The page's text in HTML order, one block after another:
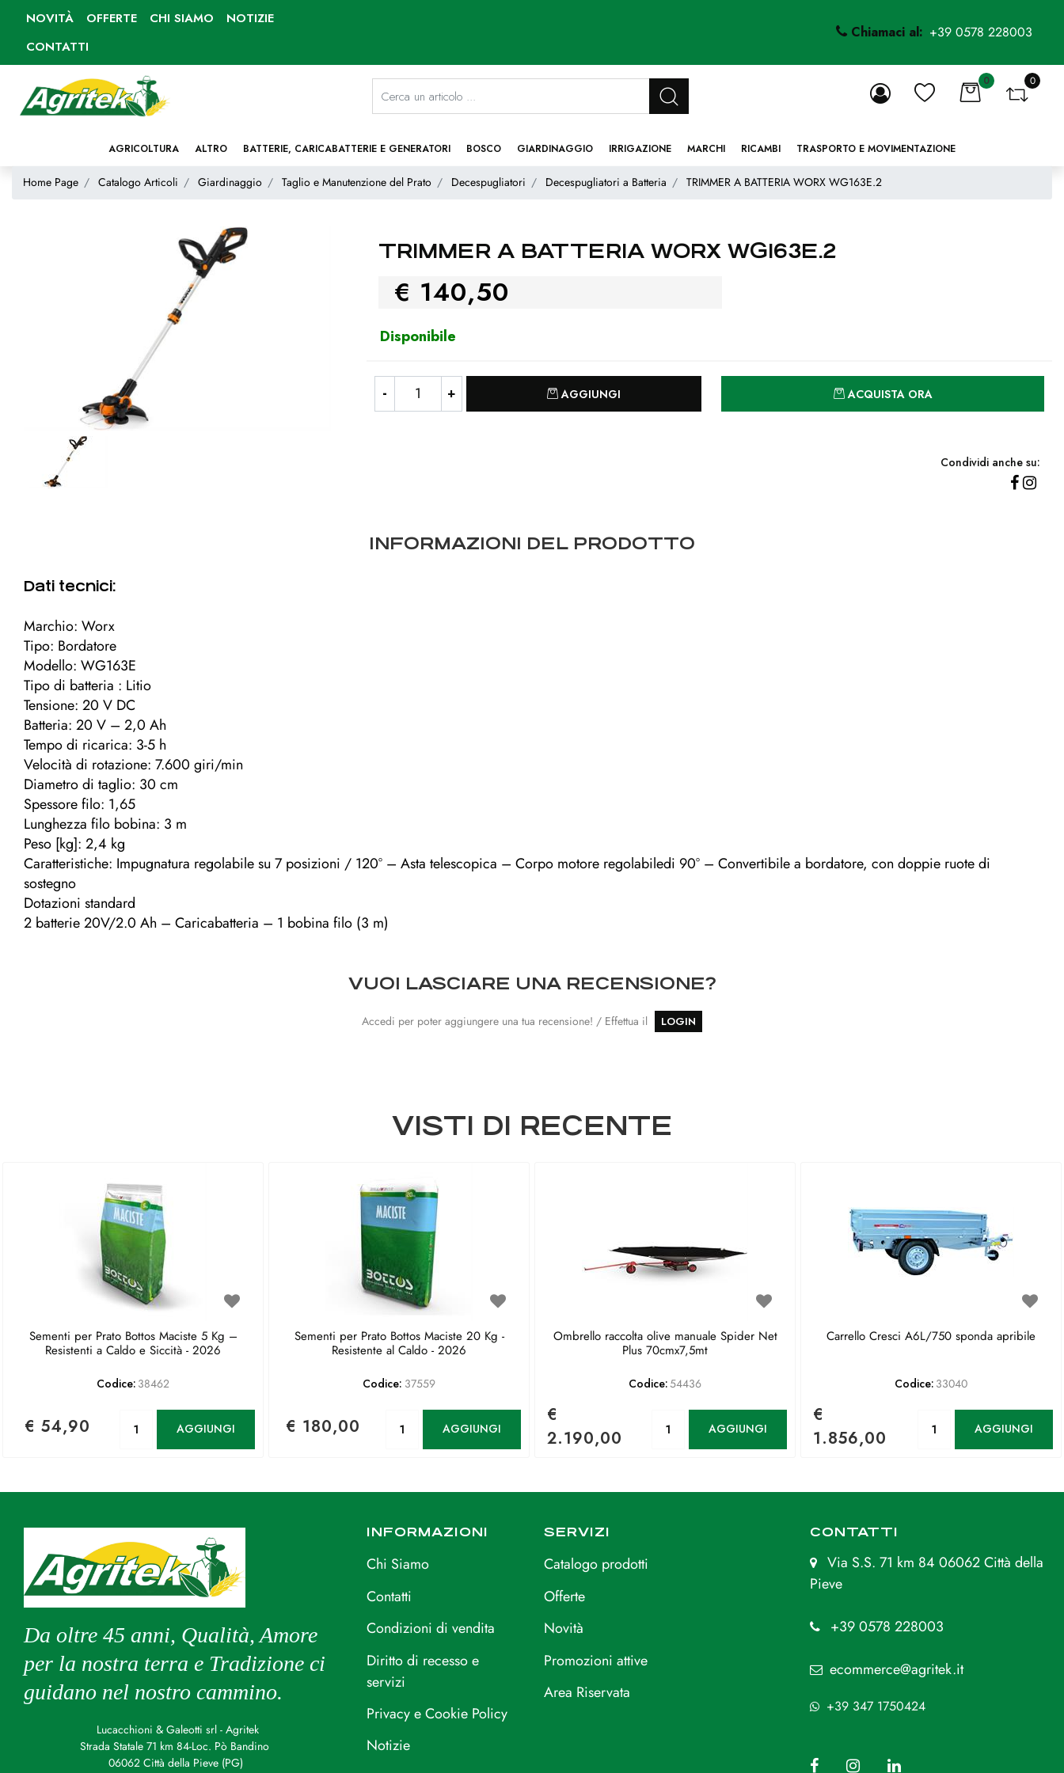
NOVITÀ OFFERTE CHI SIAMO
NOTIZIE
CONTATTI
Chiamaci al: +39 0578 228003
La modifica di un filtro aggiorna automaticamente gli altri filtri disponibili. 0 0
AGRICOLTURA ALTRO BATTERIE, CARICABATTERIE E GENERATORI BOSCO GIARDINAGGIO IRRIGAZIONE MARCHI RICAMBI TRASPORTO E MOVIMENTAZIONE
Home Page Catalogo Articoli Giardinaggio Taglio e Manutenzione del Prato Decespugliatori Decespugliatori a Batteria TRIMMER A BATTERIA WORX WG163E.2
TRIMMER A BATTERIA WORX WG163E.2
€ 140,50
Disponibile
AGGIUNGI ACQUISTA ORA
Condividi anche su:
INFORMAZIONI DEL PRODOTTO
Dati tecnici:
Marchio: Worx
Tipo: Bordatore
Modello: WG163E
Tipo di batteria : Litio
Tensione: 20 V DC
Batteria: 20 V – 2,0 Ah
Tempo di ricarica: 3-5 h
Velocità di rotazione: 7.600 giri/min
Diametro di taglio: 30 cm
Spessore filo: 1,65
Lunghezza filo bobina: 3 m
Peso [kg]: 2,4 kg
Caratteristiche: Impugnatura regolabile su 7 posizioni / 120° – Asta telescopica – Corpo motore regolabiledi 90° – Convertibile a bordatore, con doppie ruote di
sostegno
Dotazioni standard
2 batterie 20V/2.0 Ah – Caricabatteria – 1 bobina filo (3 m)
VUOI LASCIARE UNA RECENSIONE?
Accedi per poter aggiungere una tua recensione! / Effettua il LOGIN
VISTI DI RECENTE
Sementi per Prato Bottos Maciste 5 Kg –
Resistenti a Caldo e Siccità - 2026
Codice: 38462
€ 54,90 AGGIUNGI
Sementi per Prato Bottos Maciste 20 Kg -
Resistente al Caldo - 2026
Codice: 37559
€ 180,00 AGGIUNGI
Ombrello raccolta olive manuale Spider Net
Plus 70cmx7,5mt
Codice:54436
€
2.190,00
AGGIUNGI
Carrello Cresci A6L/750 sponda apribile
Codice: 33040
€
1.856,00
AGGIUNGI
Da oltre 45 anni, Qualità, Amore
per la nostra terra e Tradizione ci
guidano nel nostro cammino.
Lucacchioni & Galeotti srl - Agritek
Strada Statale 71 km 84-Loc. Pò Bandino
06062 Città della Pieve (PG)
INFORMAZIONI
Chi Siamo
Contatti
Condizioni di vendita
Diritto di recesso e
servizi
Privacy e Cookie Policy
Notizie
SERVIZI
Catalogo prodotti
Offerte
Novità
Promozioni attive
Area Riservata
CONTATTI
Via S.S. 71 km 84 06062 Città della
Pieve
+39 0578 228003
ecommerce@agritek.it
+39 347 1750424